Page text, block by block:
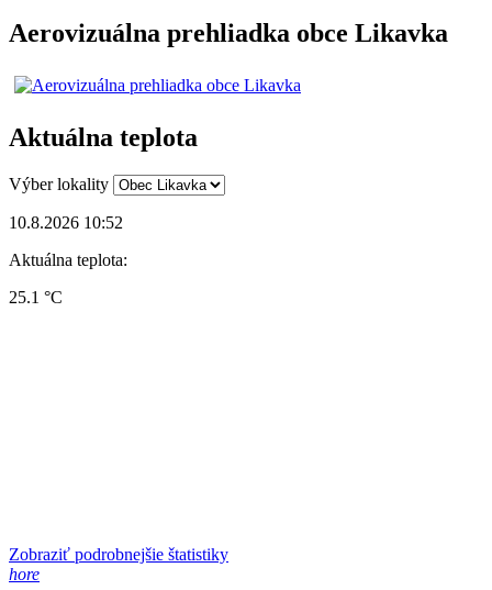
Aerovizuálna prehliadka obce Likavka
Aktuálna teplota
Výber lokality
10.8.2026 10:52
Aktuálna teplota:
25.1 °C
Zobraziť podrobnejšie štatistiky
hore